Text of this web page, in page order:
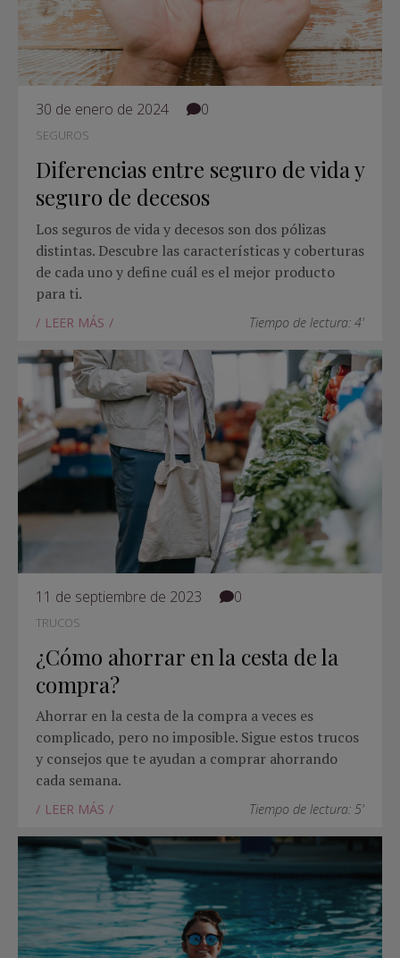
30 de enero de 2024 0
SEGUROS
Diferencias entre seguro de vida y
seguro de decesos
Los seguros de vida y decesos son dos pólizas
distintas. Descubre las características y coberturas
de cada uno y define cuál es el mejor producto
para ti.
LEER MÁS Tiempo de lectura: 4'
11 de septiembre de 2023 0
TRUCOS
¿Cómo ahorrar en la cesta de la
compra?
Ahorrar en la cesta de la compra a veces es
complicado, pero no imposible. Sigue estos trucos
y consejos que te ayudan a comprar ahorrando
cada semana.
LEER MÁS Tiempo de lectura: 5'